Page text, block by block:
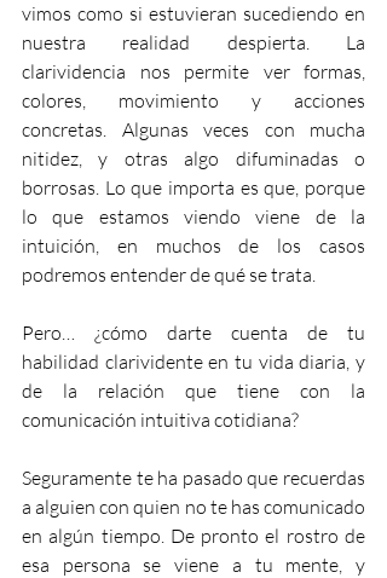
vimos como si estuvieran sucediendo en
nuestra realidad despierta. La
clarividencia nos permite ver formas,
colores, movimiento y acciones
concretas. Algunas veces con mucha
nitidez, y otras algo difuminadas o
borrosas. Lo que importa es que, porque
lo que estamos viendo viene de la
intuición, en muchos de los casos
podremos entender de qué se trata.
Pero… ¿cómo darte cuenta de tu
habilidad clarividente en tu vida diaria, y
de la relación que tiene con la
comunicación intuitiva cotidiana?
Seguramente te ha pasado que recuerdas
a alguien con quien no te has comunicado
en algún tiempo. De pronto el rostro de
esa persona se viene a tu mente, y